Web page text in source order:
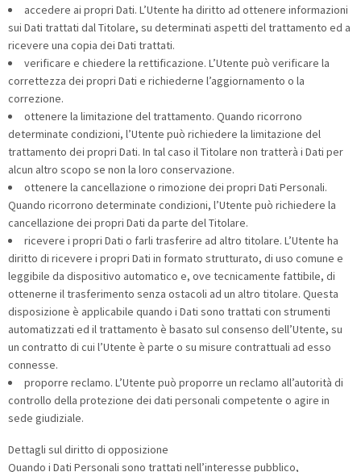
accedere ai propri Dati. L’Utente ha diritto ad ottenere informazioni
sui Dati trattati dal Titolare, su determinati aspetti del trattamento ed a
ricevere una copia dei Dati trattati.
verificare e chiedere la rettificazione. L’Utente può verificare la
correttezza dei propri Dati e richiederne l’aggiornamento o la
correzione.
ottenere la limitazione del trattamento. Quando ricorrono
determinate condizioni, l’Utente può richiedere la limitazione del
trattamento dei propri Dati. In tal caso il Titolare non tratterà i Dati per
alcun altro scopo se non la loro conservazione.
ottenere la cancellazione o rimozione dei propri Dati Personali.
Quando ricorrono determinate condizioni, l’Utente può richiedere la
cancellazione dei propri Dati da parte del Titolare.
ricevere i propri Dati o farli trasferire ad altro titolare. L’Utente ha
diritto di ricevere i propri Dati in formato strutturato, di uso comune e
leggibile da dispositivo automatico e, ove tecnicamente fattibile, di
ottenerne il trasferimento senza ostacoli ad un altro titolare. Questa
disposizione è applicabile quando i Dati sono trattati con strumenti
automatizzati ed il trattamento è basato sul consenso dell’Utente, su
un contratto di cui l’Utente è parte o su misure contrattuali ad esso
connesse.
proporre reclamo. L’Utente può proporre un reclamo all’autorità di
controllo della protezione dei dati personali competente o agire in
sede giudiziale.
Dettagli sul diritto di opposizione
Quando i Dati Personali sono trattati nell’interesse pubblico,